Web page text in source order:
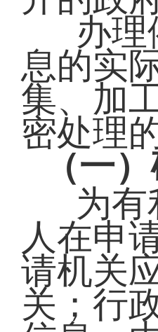
办
息的实
集、加
密处理
（一
为
人在申
请机关
关；行